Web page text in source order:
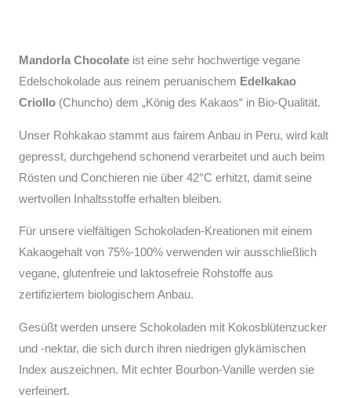
Mandorla Chocolate ist eine sehr hochwertige vegane
Edelschokolade aus reinem peruanischem Edelkakao
Criollo (Chuncho) dem „König des Kakaos“ in Bio-Qualität.
Unser Rohkakao stammt aus fairem Anbau in Peru, wird kalt
gepresst, durchgehend schonend verarbeitet und auch beim
Rösten und Conchieren nie über 42°C erhitzt, damit seine
wertvollen Inhaltsstoffe erhalten bleiben.
Für unsere vielfältigen Schokoladen-Kreationen mit einem
Kakaogehalt von 75%-100% verwenden wir ausschließlich
vegane, glutenfreie und laktosefreie Rohstoffe aus
zertifiziertem biologischem Anbau.
Gesüßt werden unsere Schokoladen mit Kokosblütenzucker
und -nektar, die sich durch ihren niedrigen glykämischen
Index auszeichnen. Mit echter Bourbon-Vanille werden sie
verfeinert.